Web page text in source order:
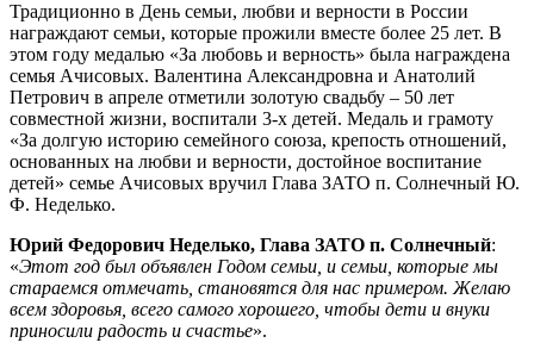
Традиционно в День семьи, любви и верности в России
награждают семьи, которые прожили вместе более 25 лет. В
этом году медалью «За любовь и верность» была награждена
семья Ачисовых. Валентина Александровна и Анатолий
Петрович в апреле отметили золотую свадьбу – 50 лет
совместной жизни, воспитали 3-х детей. Медаль и грамоту
«За долгую историю семейного союза, крепость отношений,
основанных на любви и верности, достойное воспитание
детей» семье Ачисовых вручил Глава ЗАТО п. Солнечный Ю.
Ф. Неделько.
Юрий Федорович Неделько, Глава ЗАТО п. Солнечный:
«Этот год был объявлен Годом семьи, и семьи, которые мы
стараемся отмечать, становятся для нас примером. Желаю
всем здоровья, всего самого хорошего, чтобы дети и внуки
приносили радость и счастье».